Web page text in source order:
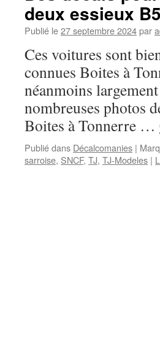
deux essieux
Publié le27 septembre 2024par
Ces voitures sont
connues Boites à
néanmoins
nombreuses photos
Boites à Tonnerre …
Publié dans Décalcomanies |
sarroise, SNCF, TJ, TJ-Modeles |